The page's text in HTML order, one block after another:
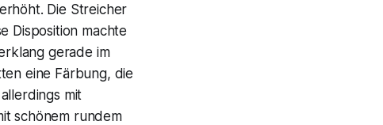
Die Streicher
Disposition machte
gerade im
eine Färbung, die
mit
schönem rundem